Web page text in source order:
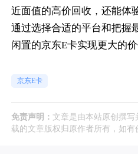
近面值的高价回收，还能体
通过选择合适的平台和把握
闲置的京东E卡实现更大的价
京东E卡
免责声明： 文章是由本站原创撰
载的文章版权归原作者所有，如有